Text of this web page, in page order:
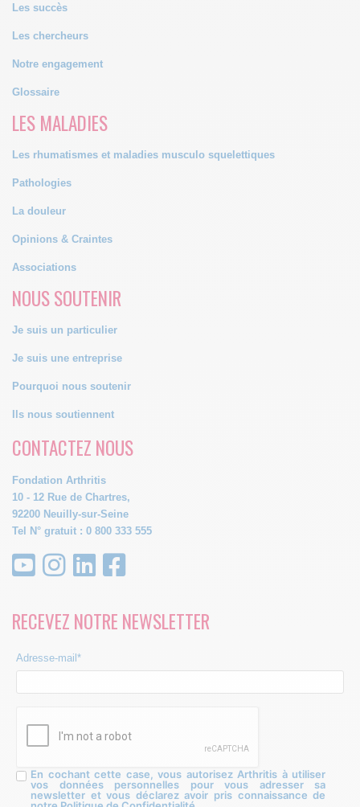
Les succès
Les chercheurs
Notre engagement
Glossaire
LES MALADIES
Les rhumatismes et maladies musculo squelettiques
Pathologies
La douleur
Opinions & Craintes
Associations
NOUS SOUTENIR
Je suis un particulier
Je suis une entreprise
Pourquoi nous soutenir
Ils nous soutiennent
CONTACTEZ NOUS
Fondation Arthritis
10 - 12 Rue de Chartres,
92200 Neuilly-sur-Seine
Tel N° gratuit : 0 800 333 555
RECEVEZ NOTRE NEWSLETTER
Adresse-mail*
En cochant cette case, vous autorisez Arthritis à utiliser
vos données personnelles pour vous adresser sa
newsletter et vous déclarez avoir pris connaissance de